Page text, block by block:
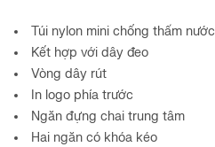
Túi nylon mini chống thấm nước
Kết hợp với dây đeo
Vòng dây rút
In logo phía trước
Ngăn đựng chai trung tâm
Hai ngăn có khóa kéo